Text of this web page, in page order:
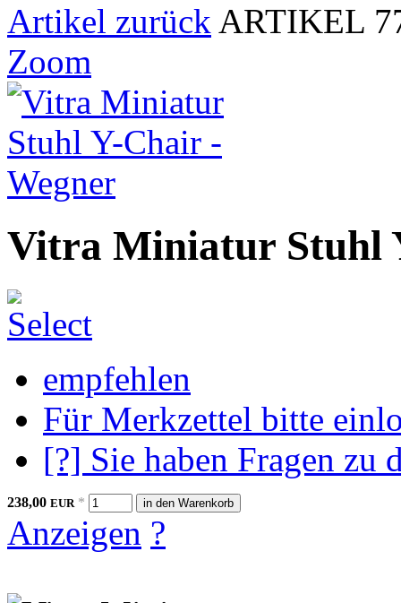
Artikel zurück ARTIKEL
Zoom
Vitra Miniatur Stuhl
empfehlen
Für Merkzettel bitte
[?] Sie haben Fragen zu
238,00 EUR * in den Warenkorb
Anzeigen ?